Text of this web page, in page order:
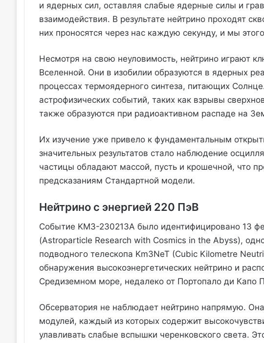
и ядерных сил, оставляя слабые ядерные силы и
взаимодействия. В результате нейтрино проходят
них проносятся через нас каждую секунду, и мы
Несмотря на свою неуловимость, нейтрино играют
Вселенной. Они в изобилии образуются в ядерных
процессах термоядерного синтеза, питающих
астрофизических событий, таких как взрывы
также образуются при радиоактивном распаде на
Их изучение уже привело к фундаментальным
значительных результатов стало наблюдение
частицы обладают массой, пусть и крошечной, что
предсказаниям Стандартной модели.
Нейтрино с энергией 220 ПэВ
Событие KM3-230213A было идентифицировано 13
(Astroparticle Research with Cosmics in the Abyss),
подводного телескопа Km3NeT (Cubic Kilometre
обнаружения высокоэнергетических нейтрино и
Средиземном море, недалеко от Портопало ди Капо
Обсерватория не наблюдает нейтрино напрямую.
модулей, каждый из которых содержит
улавливать слабые вспышки черенковского света.